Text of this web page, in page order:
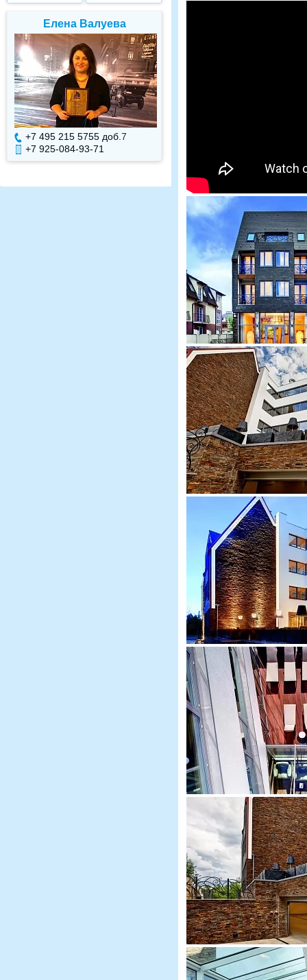
Елена Валуева
+7 495 215 5755 доб. 7
+7 925-084-93-71